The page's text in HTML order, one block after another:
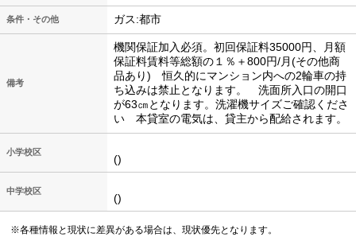
条件・その他 ガス:都市
備考
機関保証加入必須。初回保証料35000円、月額
保証料賃料等総額の１％＋800円/月(その他商
品あり) 恒久的にマンション内への2輪車の持
ち込みは禁止となります。 洗面所入口の開口
が63㎝となります。洗濯機サイズご確認くださ
い 本貸室の電気は、貸主から配給されます。
小学校区
()
中学校区
()
※各種情報と現状に差異がある場合は、現状優先となります。